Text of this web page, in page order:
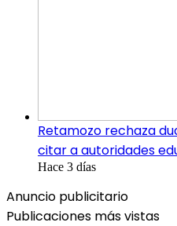
Retamozo rechaza
citar a autoridades
Hace 3 días
Anuncio publicitario
Publicaciones más vistas